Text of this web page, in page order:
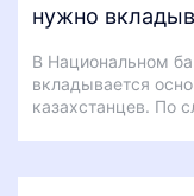
нужно
В Национальном
вкладывается
казахстанцев. По